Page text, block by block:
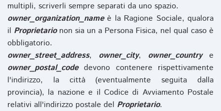
multipli, scriverli sempre separati da uno spazio.
owner_organization_nameè la Ragione Sociale, qualora
il Proprietarionon sia un a Persona Fisica, nel qual caso è
obbligatorio.
owner_street_address, owner_city, owner_countrye
owner_postal_codedevono contenere rispettivamente
l'indirizzo, la città (eventualmente seguita dalla
provincia), la nazione e il Codice di Avviamento Postale
relativi all'indirizzo postale del Proprietario.